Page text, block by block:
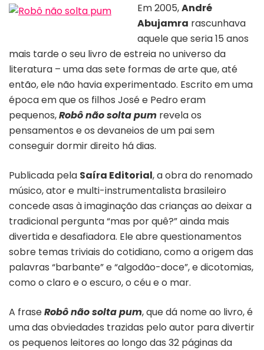
Em 2005,André
Abujamra rascunhava
aquele que seria 15 anos
mais tarde o seu livro de estreia no universo da
literatura – uma das sete formas de arte que, até
então, ele não havia experimentado. Escrito em uma
época em que os filhos José e Pedro eram
pequenos,Robô não solta pum revela os
pensamentos e os devaneios de um pai sem
conseguir dormir direito há dias.
Publicada pela Saíra Editorial, a obra do renomado
músico, ator e multi-instrumentalista brasileiro
concede asas à imaginação das crianças ao deixar a
tradicional pergunta “mas por quê?” ainda mais
divertida e desafiadora. Ele abre questionamentos
sobre temas triviais do cotidiano, como a origem das
palavras “barbante” e “algodão-doce”, e dicotomias,
como o claro e o escuro, o céu e o mar.
A fraseRobô não solta pum, que dá nome ao livro, é
uma das obviedades trazidas pelo autor para divertir
os pequenos leitores ao longo das 32 páginas da